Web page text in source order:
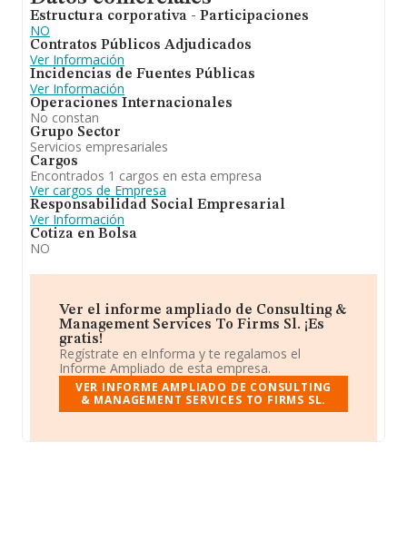
Estructura corporativa - Participaciones
NO
Contratos Públicos Adjudicados
Ver Información
Incidencias de Fuentes Públicas
Ver Información
Operaciones Internacionales
No constan
Grupo Sector
Servicios empresariales
Cargos
Encontrados 1 cargos en esta empresa
Ver cargos de Empresa
Responsabilidad Social Empresarial
Ver Información
Cotiza en Bolsa
NO
Ver el informe ampliado de Consulting &
Management Services To Firms Sl. ¡Es
gratis!
Regístrate en eInforma y te regalamos el
Informe Ampliado de esta empresa.
VER INFORME AMPLIADO DE CONSULTING
& MANAGEMENT SERVICES TO FIRMS SL.